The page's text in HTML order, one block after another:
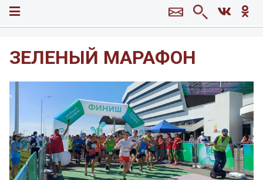
ЗЕЛЕНЫЙ МАРАФОН